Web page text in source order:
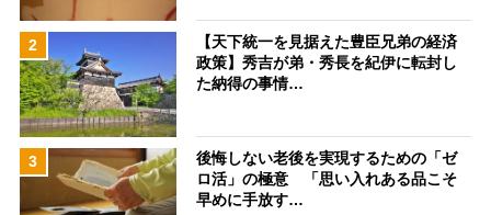
2
【天下統一を見据えた豊臣兄弟の経済
政策】秀吉が弟・秀長を紀伊に転封し
た納得の事情…
3
後悔しない老後を実現するための「ゼ
ロ活」の極意 「思い入れある品こそ
早めに手放す…